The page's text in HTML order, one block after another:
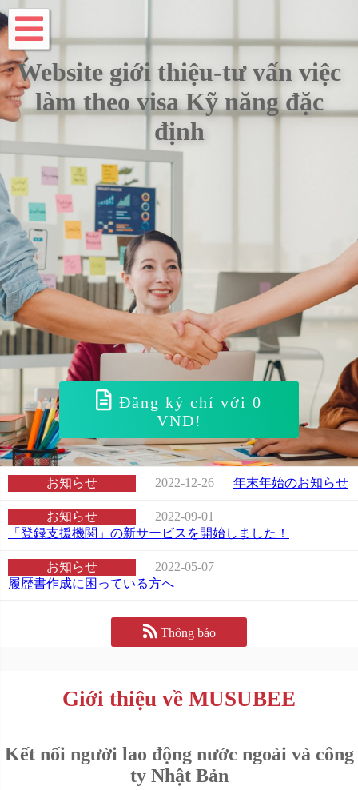
Website giới thiệu-tư vấn việc
làm theo visa Kỹ năng đặc
định
Đăng ký chỉ với 0
VND!
お知らせ 2022-12-26 年末年始のお知らせ
お知らせ
2022-09-01
「登録支援機関」の新サービスを開始しました！
お知らせ
2022-05-07
履歴書作成に困っている方へ
Thông báo
Giới thiệu về MUSUBEE
Kết nối người lao động nước ngoài và công
ty Nhật Bản